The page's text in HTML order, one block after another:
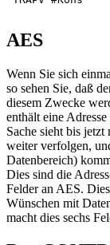
AES
Wenn Sie sich
so sehen Sie, daß
diesem Zwecke
enthält eine
Sache sieht bis
weiter verfolgen,
Datenbereich)
Dies sind die
Felder an AES.
Wünschen mit
macht dies sechs